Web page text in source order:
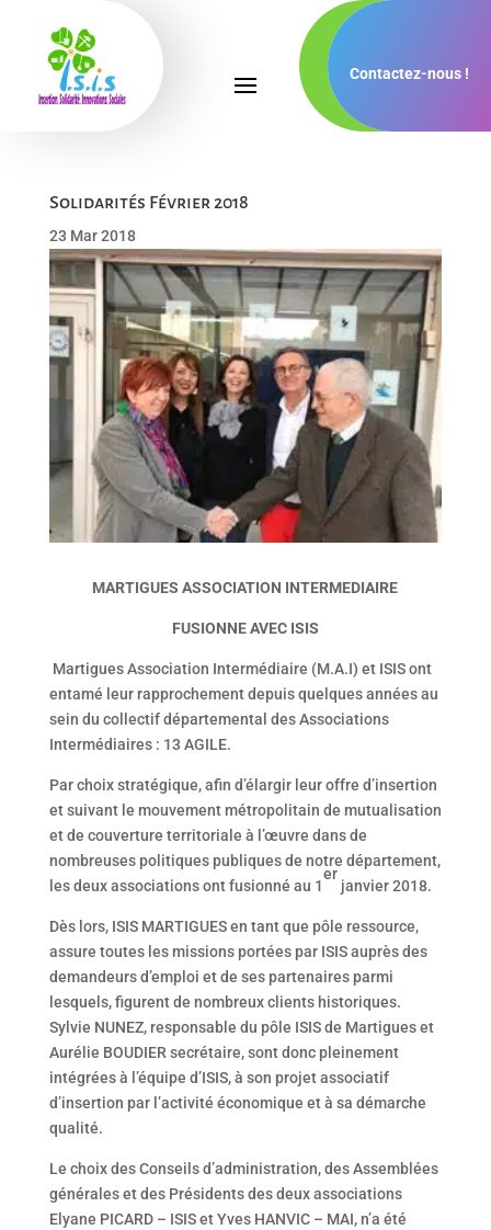
Contactez-nous !
Solidarités Février 2018
23 Mar 2018
MARTIGUES ASSOCIATION INTERMEDIAIRE
FUSIONNE AVEC ISIS
Martigues Association Intermédiaire (M.A.I) et ISIS ont
entamé leur rapprochement depuis quelques années au
sein du collectif départemental des Associations
Intermédiaires : 13 AGILE.
Par choix stratégique, afin d’élargir leur offre d’insertion
et suivant le mouvement métropolitain de mutualisation
et de couverture territoriale à l’œuvre dans de
nombreuses politiques publiques de notre département,
les deux associations ont fusionné au 1
er
janvier 2018.
Dès lors, ISIS MARTIGUES en tant que pôle ressource,
assure toutes les missions portées par ISIS auprès des
demandeurs d’emploi et de ses partenaires parmi
lesquels, figurent de nombreux clients historiques.
Sylvie NUNEZ, responsable du pôle ISIS de Martigues et
Aurélie BOUDIER secrétaire, sont donc pleinement
intégrées à l’équipe d’ISIS, à son projet associatif
d’insertion par l’activité économique et à sa démarche
qualité.
Le choix des Conseils d’administration, des Assemblées
générales et des Présidents des deux associations
Elyane PICARD – ISIS et Yves HANVIC – MAI, n’a été